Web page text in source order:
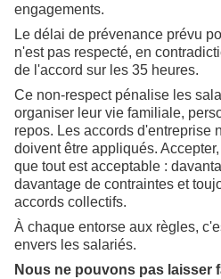
engagements.
Le délai de prévenance prévu
n'est pas respecté, en
de l'accord sur les 35 heures.
Ce non-respect pénalise les
organiser leur vie familiale,
repos. Les accords d'entreprise
doivent être appliqués.
que tout est acceptable :
davantage de contraintes et
accords collectifs.
À chaque entorse aux règles,
envers les salariés.
Nous ne pouvons pas laisser